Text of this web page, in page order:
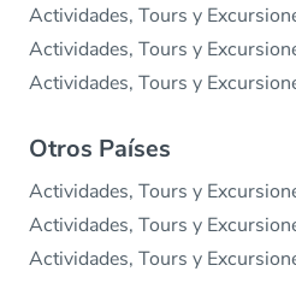
Actividades, Tours y
Actividades, Tours y
Actividades, Tours y
Otros Países
Actividades, Tours y
Actividades, Tours y
Actividades, Tours y